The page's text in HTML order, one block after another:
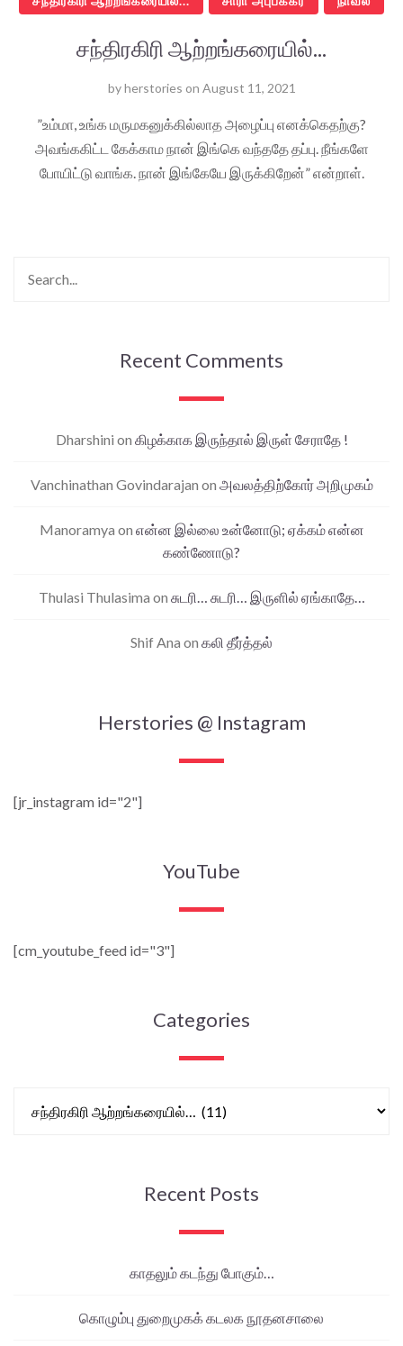
சந்திரகிரி ஆற்றங்கரையில்...
byherstories on August 11, 2021
”உம்மா, உங்க மருமகனுக்கில்லாத அழைப்பு எனக்கெதற்கு?
அவங்ககிட்ட கேக்காம நான் இங்கெ வந்ததே தப்பு. நீங்களே
போயிட்டு வாங்க. நான் இங்கேயே இருக்கிறேன்” என்றாள்.
Recent Comments
Dharshini on கிழக்காக இருந்தால் இருள் சேராதே !
Vanchinathan Govindarajan on அவலத்திற்கோர் அறிமுகம்
Manoramya on என்ன இல்லை உன்னோடு; ஏக்கம் என்ன
கண்ணோடு?
Thulasi Thulasima on சுடரி… சுடரி… இருளில் ஏங்காதே…
Shif Ana on கலி தீர்த்தல்
Herstories @ Instagram
[jr_instagram id="2"]
YouTube
[cm_youtube_feed id="3"]
Categories
Recent Posts
காதலும் கடந்து போகும்…
கொழும்பு துறைமுகக் கடலக நூதனசாலை